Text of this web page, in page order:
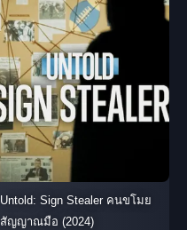
Untold: Sign Stealer คนขโมย
สัญญาณมือ (2024)